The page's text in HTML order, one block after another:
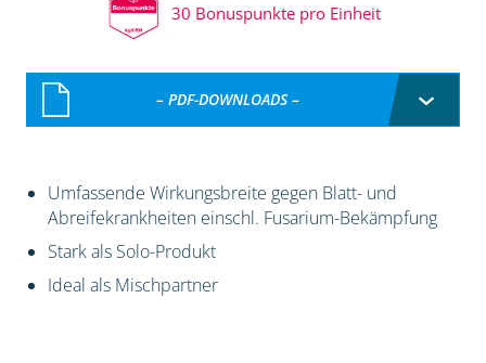
30 Bonuspunkte pro Einheit
– PDF-DOWNLOADS –
Umfassende Wirkungsbreite gegen Blatt- und
Abreifekrankheiten einschl. Fusarium-Bekämpfung
Stark als Solo-Produkt
Ideal als Mischpartner